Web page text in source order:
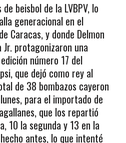
beisbol de la LVBPV, lo
generacional en el
Caracas, y donde Delmon
Jr. protagonizaron una
número 17 del
que dejó como rey al
de 38 bombazos cayeron
para el importado de
que los repartió
10 la segunda y 13 en la
antes, lo que intenté